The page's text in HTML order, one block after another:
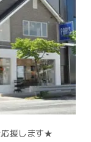
援します★